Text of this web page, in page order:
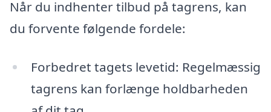
Når du indhenter tilbud på tagrens, kan
du forvente følgende fordele:
Forbedret tagets levetid: Regelmæssig
tagrens kan forlænge holdbarheden